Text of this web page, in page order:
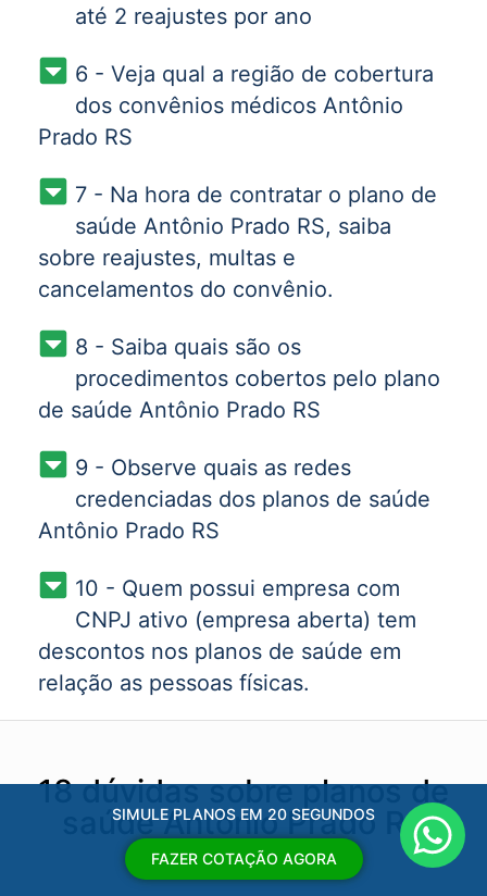
até 2 reajustes por ano
6 - Veja qual a região de cobertura
dos convênios médicos Antônio
Prado RS
7 - Na hora de contratar o plano de
saúde Antônio Prado RS, saiba
sobre reajustes, multas e
cancelamentos do convênio.
8 - Saiba quais são os
procedimentos cobertos pelo plano
de saúde Antônio Prado RS
9 - Observe quais as redes
credenciadas dos planos de saúde
Antônio Prado RS
10 - Quem possui empresa com
CNPJ ativo (empresa aberta) tem
descontos nos planos de saúde em
relação as pessoas físicas.
18 dúvidas sobre planos de
saúde Antônio Prado RS
SIMULE PLANOS EM 20 SEGUNDOS
FAZER COTAÇÃO AGORA